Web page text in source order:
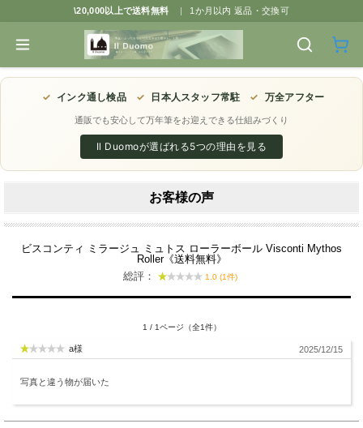
\20,000以上で送料無料 | 1か月以内 返品・交換可
✓ インク通し検品 ✓ 日本人スタッフ常駐 ✓ 万全アフター
通販でも安心して万年筆をお迎えできる仕組みづくり
Il Duomoが選ばれる5つの理由を見る
お客様の声
ビスコンティ ミラージュ ミュトス ローラーボール Visconti Mythos
Roller《送料無料》
総評：
1.0 (1件)
1 / 1ページ（全1件）
a様 2025/12/15
写真と違う物が届いた